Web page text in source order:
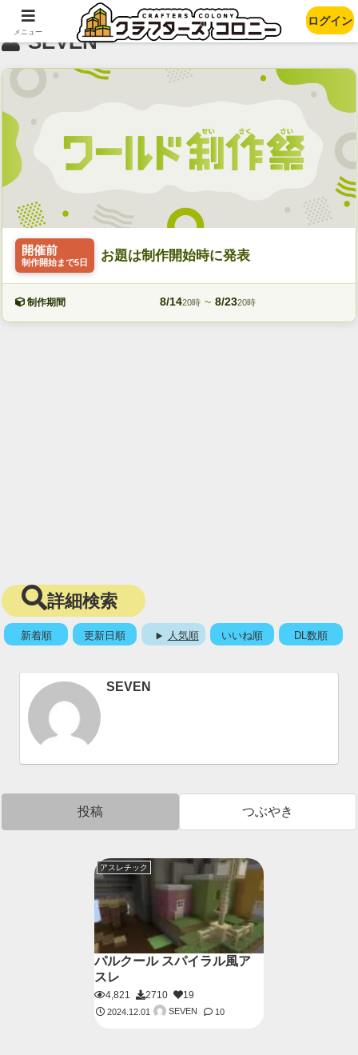
SEVEN
開催前
制作開始まで5日 お題は制作開始時に発表
制作期間 8/1420時 ~ 8/2320時
詳細検索
新着順 更新日順 人気順 いいね順 DL数順
SEVEN
投稿 つぶやき
アスレチック
パルクール スパイラル風ア
スレ
4,821 2710 19
2024.12.01 SEVEN 10
メニュー
ログイン